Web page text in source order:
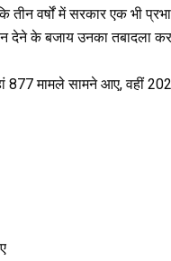
वर्षों में सरकार एक भी
देने के बजाय उनका तबादला
877 मामले सामने आए, वहीं